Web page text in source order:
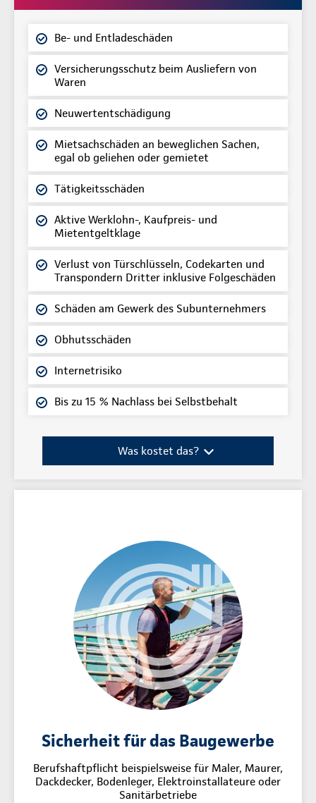
Be- und Entladeschäden
Versicherungsschutz beim Ausliefern von
Waren
Neuwertentschädigung
Mietsachschäden an beweglichen Sachen,
egal ob geliehen oder gemietet
Tätigkeitsschäden
Aktive Werklohn-, Kaufpreis- und
Mietentgeltklage
Verlust von Türschlüsseln, Codekarten und
Transpondern Dritter inklusive Folgeschäden
Schäden am Gewerk des Subunternehmers
Obhutsschäden
Internetrisiko
Bis zu 15 % Nachlass bei Selbstbehalt
Was kostet das?
Sicherheit für das Baugewerbe
Berufshaftpflicht beispielsweise für Maler, Maurer,
Dackdecker, Bodenleger, Elektroinstallateure oder
Sanitärbetriebe